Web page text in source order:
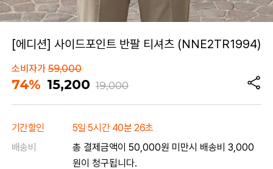
[에디션] 사이드포인트 반팔 티셔츠 (NNE2TR1994)
소비자가59,000
74% 15,200 19,000
기간할인
5일 5시간 40분 26초
배송비
총 결제금액이 50,000원 미만시 배송비 3,000
원이 청구됩니다.